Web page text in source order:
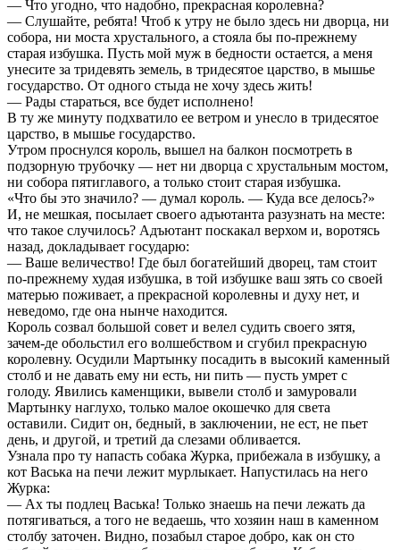
— Что угодно, что надобно, прекрасная королевна?
— Слушайте, ребята! Чтоб к утру не было здесь ни дворца, ни
собора, ни моста хрустального, а стояла бы по-прежнему
старая избушка. Пусть мой муж в бедности остается, а меня
унесите за тридевять земель, в тридесятое царство, в мышье
государство. От одного стыда не хочу здесь жить!
— Рады стараться, все будет исполнено!
В ту же минуту подхватило ее ветром и унесло в тридесятое
царство, в мышье государство.
Утром проснулся король, вышел на балкон посмотреть в
подзорную трубочку — нет ни дворца с хрустальным мостом,
ни собора пятиглавого, а только стоит старая избушка.
«Что бы это значило? — думал король. — Куда все делось?»
И, не мешкая, посылает своего адъютанта разузнать на месте:
что такое случилось? Адъютант поскакал верхом и, воротясь
назад, докладывает государю:
— Ваше величество! Где был богатейший дворец, там стоит
по-прежнему худая избушка, в той избушке ваш зять со своей
матерью поживает, а прекрасной королевны и духу нет, и
неведомо, где она нынче находится.
Король созвал большой совет и велел судить своего зятя,
зачем-де обольстил его волшебством и сгубил прекрасную
королевну. Осудили Мартынку посадить в высокий каменный
столб и не давать ему ни есть, ни пить — пусть умрет с
голоду. Явились каменщики, вывели столб и замуровали
Мартынку наглухо, только малое окошечко для света
оставили. Сидит он, бедный, в заключении, не ест, не пьет
день, и другой, и третий да слезами обливается.
Узнала про ту напасть собака Журка, прибежала в избушку, а
кот Васька на печи лежит мурлыкает. Напустилась на него
Журка:
— Ах ты подлец Васька! Только знаешь на печи лежать да
потягиваться, а того не ведаешь, что хозяин наш в каменном
столбу заточен. Видно, позабыл старое добро, как он сто